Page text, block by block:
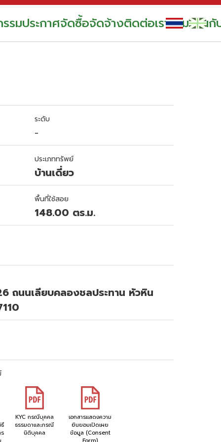
รมประกาศจัดซื้อจัดจ้างติดต่อเราร่วมงานกั
ระดับ
-
ประเภททรัพย์
บ้านเดี่ยว
พื้นที่ใช้สอย
148.00 ตร.ม.
ถนนเลียบคลองชลประทาน หัวหิน
KYC กรณีบุคคล
ธรรมดาและกรณี
นิติบุคคล
เอกสารแสดงความ
ยินยอมเปิดเผย
ข้อมูล (Consent